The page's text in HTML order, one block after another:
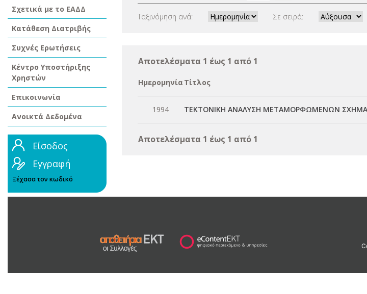
Σχετικά με το ΕΑΔΔ
Κατάθεση Διατριβής
Συχνές Ερωτήσεις
Κέντρο Υποστήριξης
Χρηστών
Επικοινωνία
Ανοικτά Δεδομένα
Είσοδος
Εγγραφή
Ξέχασα τον κωδικό
Ταξινόμηση ανά: Σε σειρά:
Αποτελέσματα 1 έως 1 από 1
Ημερομηνία Τίτλος
1994 ΤΕΚΤΟΝΙΚΗ ΑΝΑΛΥΣΗ ΜΕΤΑΜΟΡΦΩΜΕΝΩΝ
Αποτελέσματα 1 έως 1 από 1